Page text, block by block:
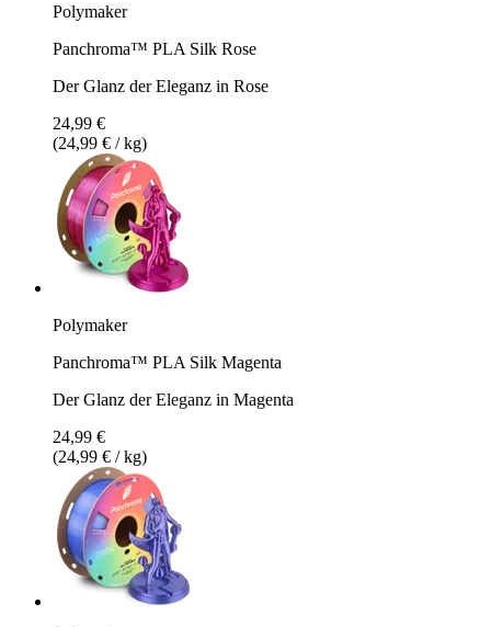
Polymaker
Panchroma™ PLA Silk Rose
Der Glanz der Eleganz in Rose
24,99 €
(24,99 € / kg)
Polymaker
Panchroma™ PLA Silk Magenta
Der Glanz der Eleganz in Magenta
24,99 €
(24,99 € / kg)